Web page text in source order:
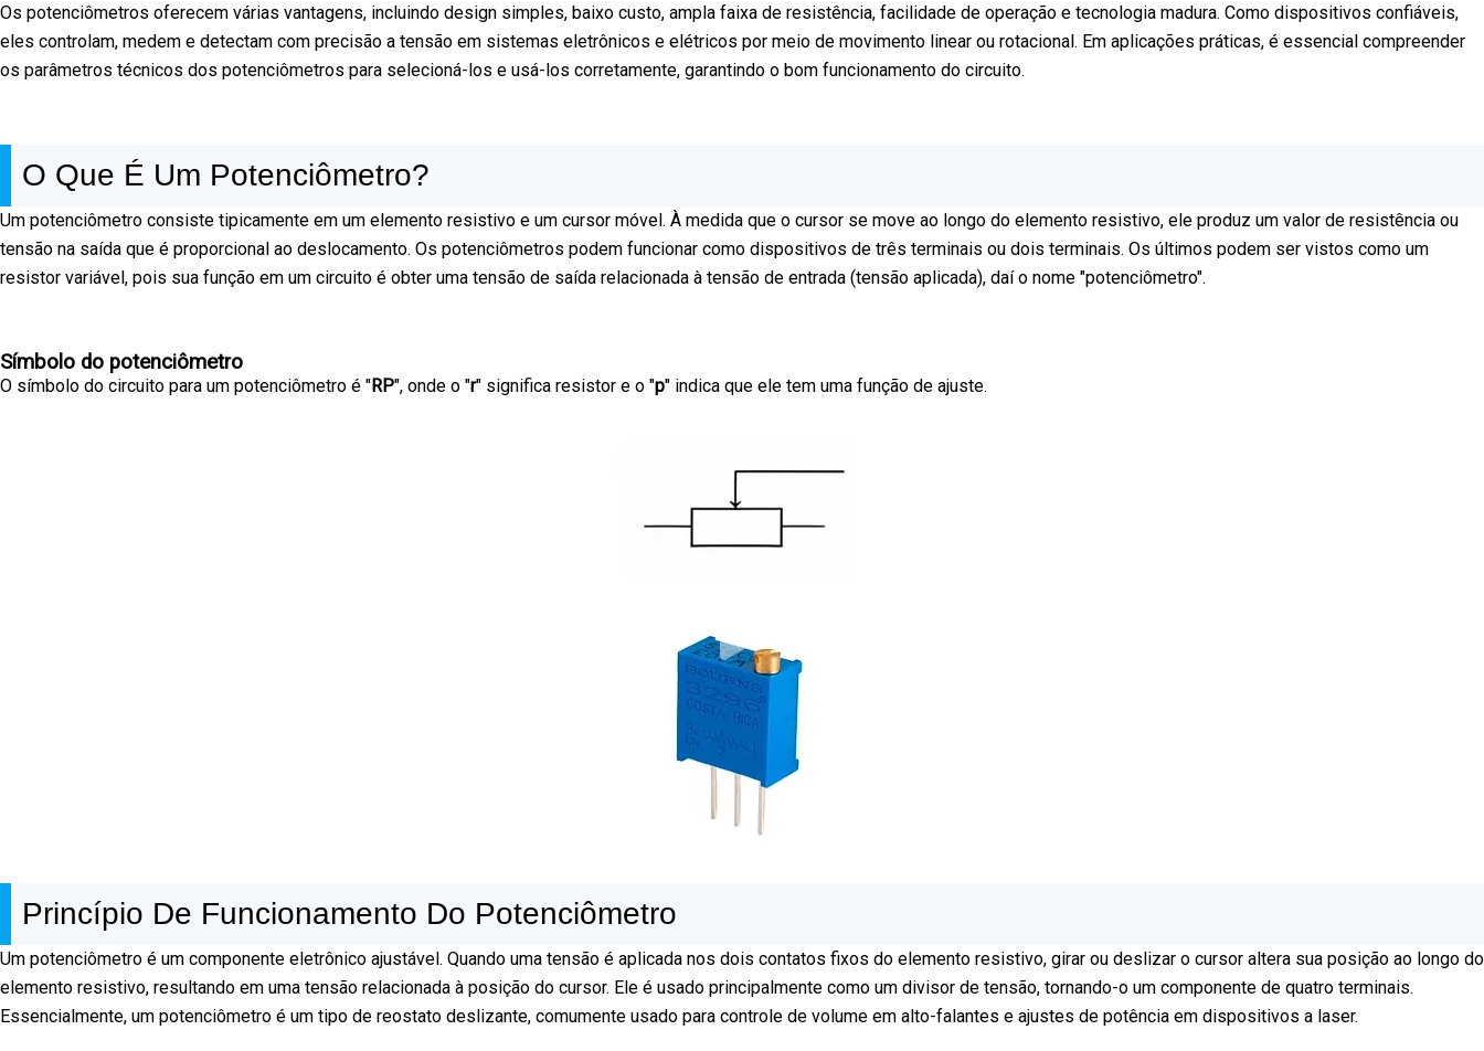
Os potenciômetros oferecem várias vantagens, incluindo design simples, baixo custo, ampla faixa de resistência, facilidade de operação e tecnologia madura. Como dispositivos confiáveis,
eles controlam, medem e detectam com precisão a tensão em sistemas eletrônicos e elétricos por meio de movimento linear ou rotacional. Em aplicações práticas, é essencial compreender
os parâmetros técnicos dos potenciômetros para selecioná-los e usá-los corretamente, garantindo o bom funcionamento do circuito.
O Que É Um Potenciômetro?
Um potenciômetro consiste tipicamente em um elemento resistivo e um cursor móvel. À medida que o cursor se move ao longo do elemento resistivo, ele produz um valor de resistência ou
tensão na saída que é proporcional ao deslocamento. Os potenciômetros podem funcionar como dispositivos de três terminais ou dois terminais. Os últimos podem ser vistos como um
resistor variável, pois sua função em um circuito é obter uma tensão de saída relacionada à tensão de entrada (tensão aplicada), daí o nome "potenciômetro".
Símbolo do potenciômetro
O símbolo do circuito para um potenciômetro é "RP", onde o "r" significa resistor e o "p" indica que ele tem uma função de ajuste.
Princípio De Funcionamento Do Potenciômetro
Um potenciômetro é um componente eletrônico ajustável. Quando uma tensão é aplicada nos dois contatos fixos do elemento resistivo, girar ou deslizar o cursor altera sua posição ao longo do
elemento resistivo, resultando em uma tensão relacionada à posição do cursor. Ele é usado principalmente como um divisor de tensão, tornando-o um componente de quatro terminais.
Essencialmente, um potenciômetro é um tipo de reostato deslizante, comumente usado para controle de volume em alto-falantes e ajustes de potência em dispositivos a laser.